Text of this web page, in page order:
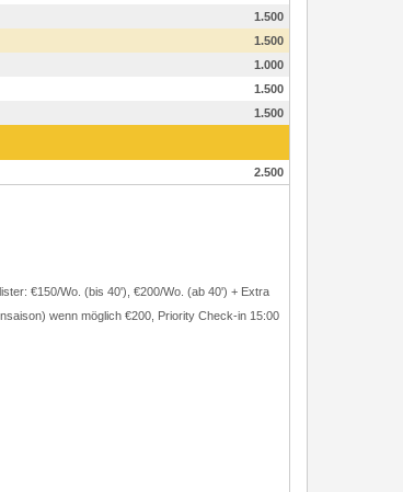
1.500
1.500
1.000
1.500
1.500
2.500
€150/Wo. (bis 40'), €200/Wo. (ab 40') + Extra
wenn möglich €200, Priority Check-in 15:00